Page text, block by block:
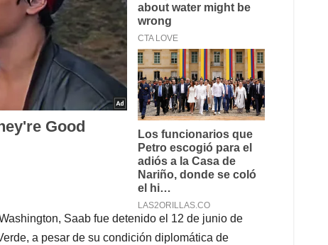
Saab fue detenido el 12 de junio de
a pesar de su condición diplomática de